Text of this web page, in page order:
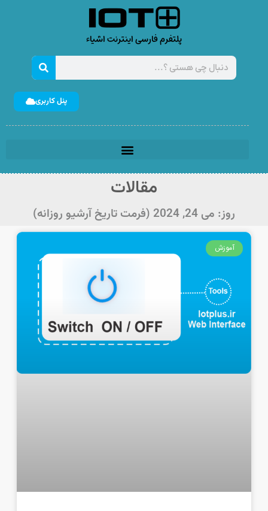
پلتفرم فارسی اینترنت اشیاء
پنل کاربری
مقالات
روز: می 24, 2024 (فرمت تاریخ آرشیو روزانه)
آموزش